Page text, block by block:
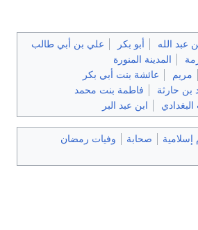
عبد الله أبو بكر
علي بن أبي طالب
المدينة المنورة
مريم
عائشة بنت أبي بكر
بن حارثة
فاطمة بنت محمد
ابن عبد البر
إسلامية صحابة
وفيات رمضان